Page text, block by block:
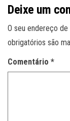
Deixe um
O seu endereço
obrigatórios são
Comentário *